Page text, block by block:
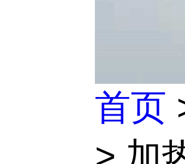
首页
> 加